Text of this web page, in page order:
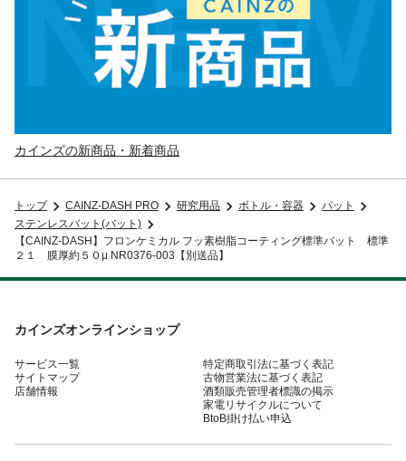
カインズの新商品・新着商品
トップ CAINZ-DASH PRO 研究用品 ボトル・容器
バット
ステンレスバット(バット)
【CAINZ-DASH】フロンケミカル フッ素樹脂コーティング標準バット 標準
２１ 膜厚約５０μ NR0376-003【別送品】
カインズオンラインショップ
サービス一覧
サイトマップ
店舗情報
特定商取引法に基づく表記
古物営業法に基づく表記
酒類販売管理者標識の掲示
家電リサイクルについて
BtoB掛け払い申込